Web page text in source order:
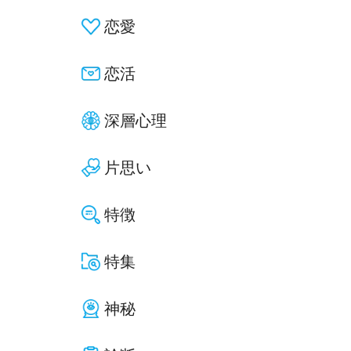
恋愛
恋活
深層心理
片思い
特徴
特集
神秘